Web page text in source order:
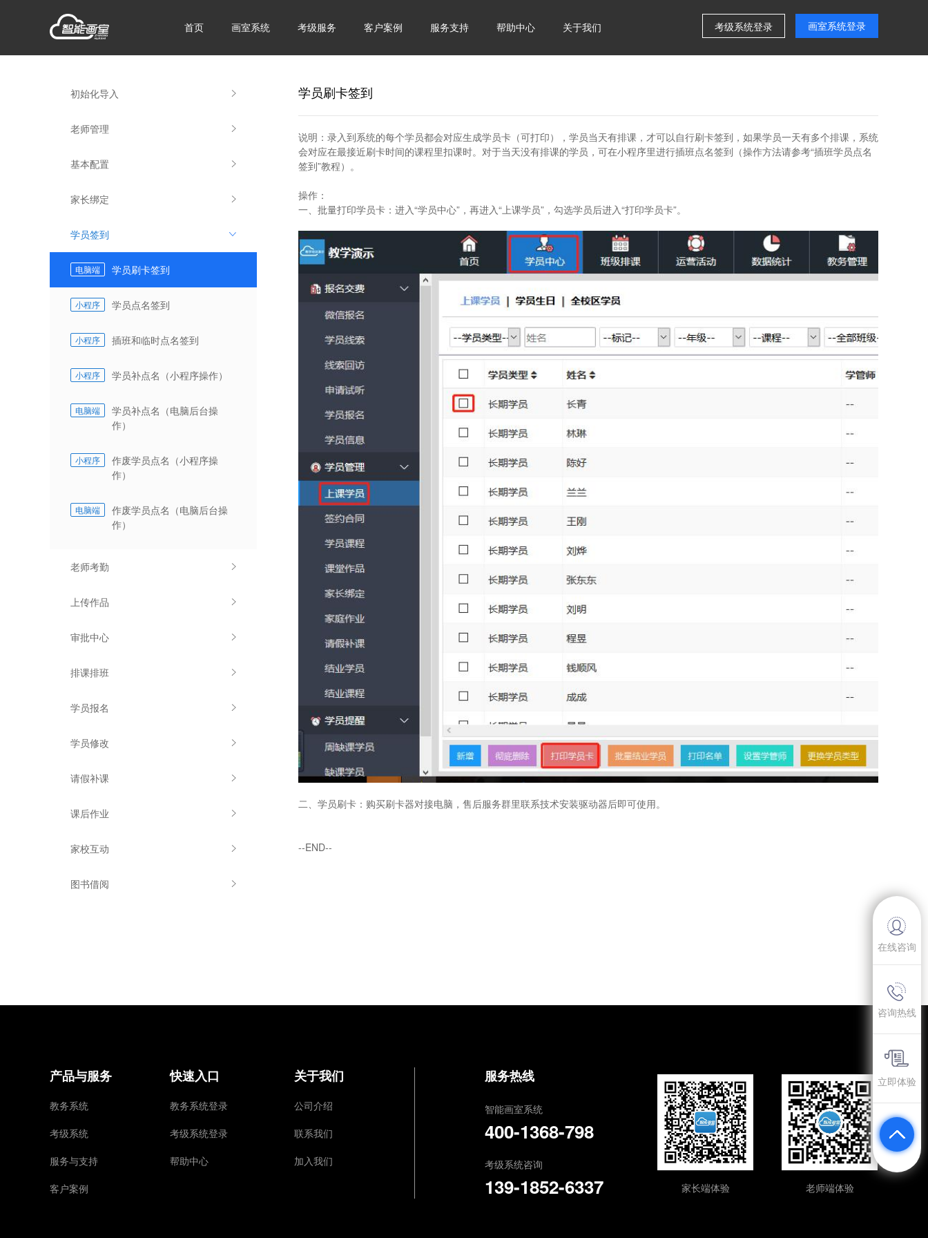
首页 画室系统 考级服务 客户案例 服务支持 帮助中心 关于我们 画室系统登录
考级系统登录
初始化导入
老师管理
基本配置
家长绑定
学员签到
电脑端 学员刷卡签到
小程序 学员点名签到
小程序 插班和临时点名签到
小程序 学员补点名（小程序操作）
电脑端
学员补点名（电脑后台操
作）
小程序
作废学员点名（小程序操
作）
电脑端
作废学员点名（电脑后台操
作）
老师考勤
上传作品
审批中心
排课排班
学员报名
学员修改
请假补课
课后作业
家校互动
图书借阅
学员刷卡签到
说明： 录入到系统的每个学员都会对应生成学员卡（可打印），学员当天有排课，才可以自行刷卡签到，如果学员一天有多个排课，系统
会对应在最接近刷卡时间的课程里扣课时。对于当天没有排课的学员，可在小程序里进行插班点名签到（操作方法请参考“插班学员点名
签到”教程）。
操作：
一、批量打印学员卡： 进入“学员中心”，再进入“上课学员”，勾选学员后进入“打印学员卡”。
二、学员刷卡： 购买刷卡器对接电脑，售后服务群里联系技术安装驱动器后即可使用。
--END--
产品与服务
教务系统
考级系统
服务与支持
客户案例
快速入口
教务系统登录
考级系统登录
帮助中心
关于我们
公司介绍
联系我们
加入我们
服务热线
智能画室系统
400-1368-798
考级系统咨询
139-1852-6337 家长端体验 老师端体验
在线咨询
咨询热线
立即体验